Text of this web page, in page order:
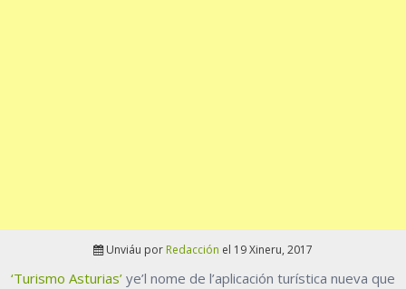
Unviáu por Redacción el 19 Xineru, 2017
‘Turismo Asturias’ ye’l nome de l’aplicación turística nueva que